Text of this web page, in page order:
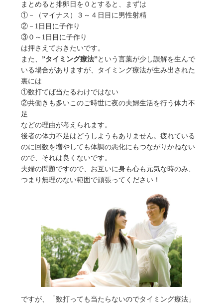
まとめると排卵日を０とすると、まずは
①－（マイナス）３～４日目に男性射精
②－1日目に子作り
③０～1日目に子作り
は押さえておきたいです。
また、”タイミング療法”という言葉が少し誤解を生んで
いる場合がありますが、タイミング療法が生み出された
裏には
①数打てば当たるわけではない
②共働きも多いこのご時世に夜の夫婦生活を行う体力不
足
などの理由が考えられます。
後者の体力不足はどうしようもありません。疲れている
のに回数を増やしても体調の悪化にもつながりかねない
ので、それは良くないです。
夫婦の問題ですので、お互いに身も心も元気な時のみ、
つまり無理のない範囲で頑張ってください！
ですが、「数打っても当たらないのでタイミング療法」